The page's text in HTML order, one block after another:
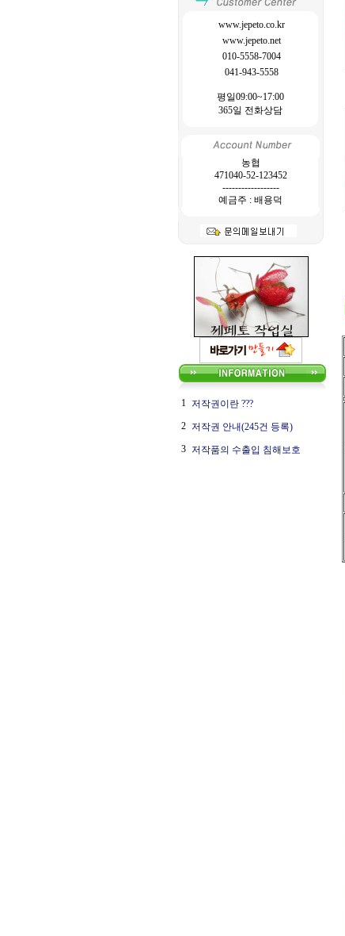
www.jepeto.co.kr
www.jepeto.net
010-5558-7004
041-943-5558
평일09:00~17:00
365일 전화상담
농협
471040-52-123452
------------------
예금주 : 배용덕
1 저작권이란 ???
2 저작권 안내(245건 등록)
3 저작품의 수출입 침해보호